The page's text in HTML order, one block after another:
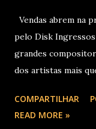
Vendas abrem na
pelo Disk
grandes
dos artistas mais
lançados em seu
lançamentos
COMPARTILHAR
READ MORE »